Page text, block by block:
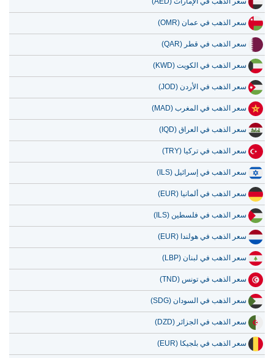
سعر الذهب في عمان (OMR)
سعر الذهب في قطر (QAR)
سعر الذهب في الكويت (KWD)
سعر الذهب في الأردن (JOD)
سعر الذهب في المغرب (MAD)
سعر الذهب في العراق (IQD)
سعر الذهب في تركيا (TRY)
سعر الذهب في إسرائيل (ILS)
سعر الذهب في ألمانيا (EUR)
سعر الذهب في فلسطين (ILS)
سعر الذهب في هولندا (EUR)
سعر الذهب في لبنان (LBP)
سعر الذهب في تونس (TND)
سعر الذهب في السودان (SDG)
سعر الذهب في الجزائر (DZD)
سعر الذهب في بلجيكا (EUR)